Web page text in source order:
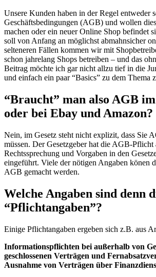
Unsere Kunden haben in der Regel entweder
Geschäftsbedingungen (AGB) und wollen
machen oder ein neuer Online Shop befindet
soll von Anfang an möglichst abmahnsicher
selteneren Fällen kommen wir mit
schon jahrelang Shops betreiben – und das
Beitrag möchte ich gar nicht allzu tief in die
und einfach ein paar “Basics” zu dem Thema
“Braucht” man also AGB
oder bei Ebay und Amazon?
Nein, im Gesetz steht nicht explizit, dass Sie
müssen. Der Gesetzgeber hat die AGB-Pflicht
Rechtssprechung und Vorgaben in den
eingeführt. Viele der nötigen Angaben könen
AGB gemacht werden.
Welche Angaben sind denn
“Pflichtangaben”?
Einige Pflichtangaben ergeben sich z.B. aus
Informationspflichten bei außerhalb von
geschlossenen Verträgen und
Ausnahme von Verträgen über